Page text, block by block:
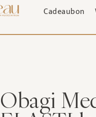
Cadeaubon
Obagi